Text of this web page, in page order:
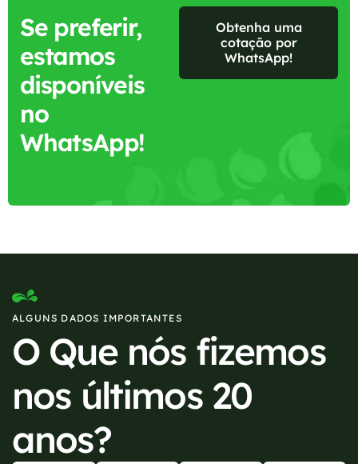
Se preferir,
estamos
disponíveis
no
WhatsApp!
Obtenha uma
cotação por
WhatsApp!
ALGUNS DADOS IMPORTANTES
O Que nós fizemos
nos últimos 20
anos?